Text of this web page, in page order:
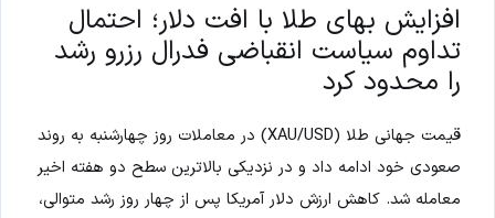
افزایش بهای طلا با افت دلار؛ احتمال
تداوم سیاست انقباضی فدرال رزرو رشد
را محدود کرد
قیمت جهانی طلا (XAU/USD) در معاملات روز چهارشنبه به روند
صعودی خود ادامه داد و در نزدیکی بالاترین سطح دو هفته اخیر
معامله شد. کاهش ارزش دلار آمریکا پس از چهار روز رشد متوالی،